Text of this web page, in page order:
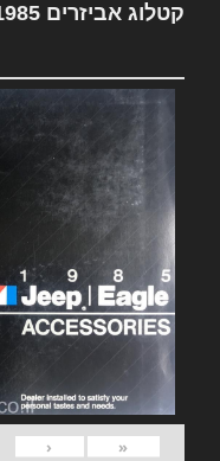
קטלוג אביזרים Jeep 1985
«
‹